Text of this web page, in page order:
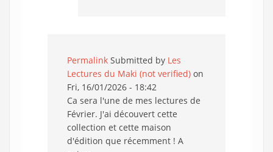
Permalink Submitted by Les
Lectures du Maki (not verified) on
Fri, 16/01/2026 - 18:42
Ca sera l'une de mes lectures de
Février. J'ai découvert cette
collection et cette maison
d'édition que récemment ! A